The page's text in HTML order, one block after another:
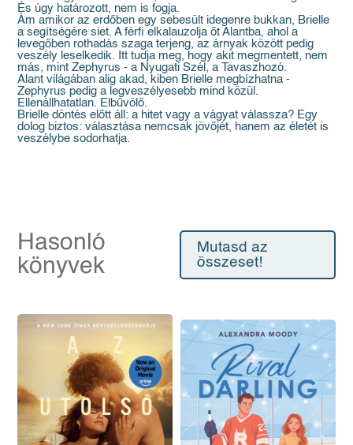
És úgy határozott, nem is fogja.
Ám amikor az erdőben egy sebesült idegenre bukkan, Brielle
a segítségére siet. A férfi elkalauzolja őt Alantba, ahol a
levegőben rothadás szaga terjeng, az árnyak között pedig
veszély leselkedik. Itt tudja meg, hogy akit megmentett, nem
más, mint Zephyrus - a Nyugati Szél, a Tavaszhozó.
Alant világában alig akad, kiben Brielle megbízhatna -
Zephyrus pedig a legveszélyesebb mind közül.
Ellenállhatatlan. Elbűvölő.
Brielle döntés előtt áll: a hitet vagy a vágyat válassza? Egy
dolog biztos: választása nemcsak jövőjét, hanem az életét is
veszélybe sodorhatja.
Hasonló
könyvek
Mutasd az
összeset!